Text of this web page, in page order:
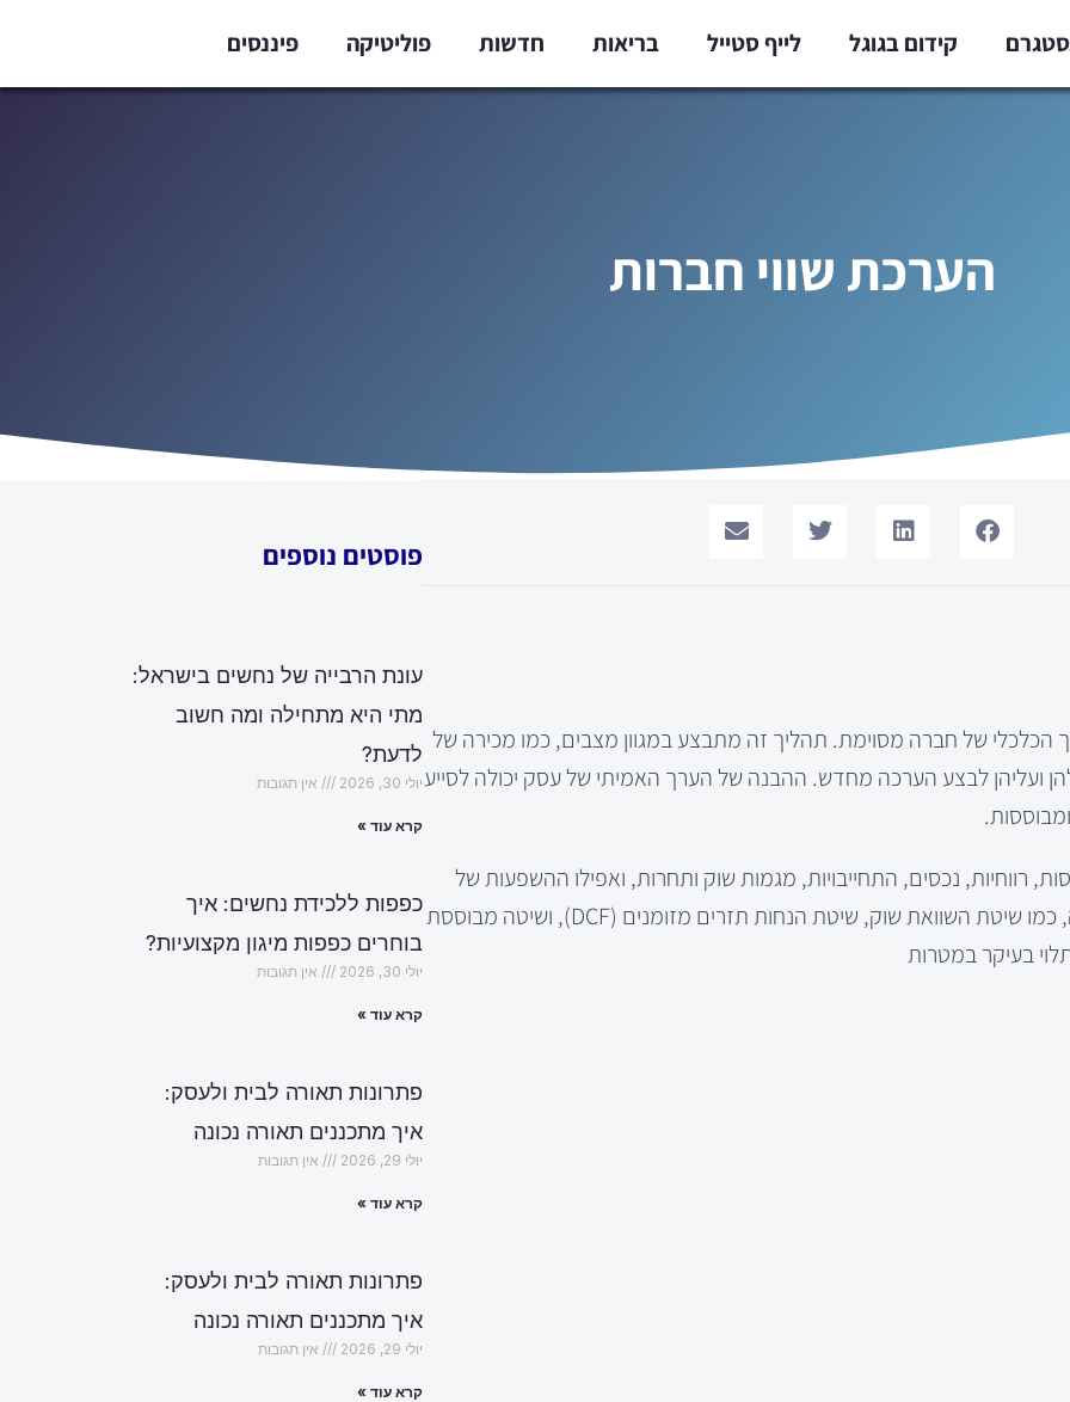
קידום בגוגל לייף סטייל בריאות חדשות פוליטיקה פיננסים
הערכת שווי חברות
של חברה מסוימת. תהליך זה מתבצע במגוון מצבים, כמו מכירה של
ועליהן לבצע הערכה מחדש. ההבנה של הערך האמיתי של עסק יכולה לסייע
רווחיות, נכסים, התחייבויות, מגמות שוק ותחרות, ואפילו ההשפעות של
סיכונים פוטנציאליים. ישנם מספר שיטות מקובלות לביצוע הערכה, כמו שיטת השוואת שוק, שיטת הנחות תזרים מזומנים (DCF), ושיטה מבוססת
בעיקר במטרות
פוסטים נוספים
עונת הרבייה של נחשים בישראל:
מתי היא מתחילה ומה חשוב
לדעת?
יולי 30, 2026 אין תגובות
קרא עוד »
כפפות ללכידת נחשים: איך
בוחרים כפפות מיגון מקצועיות?
יולי 30, 2026 אין תגובות
קרא עוד »
פתרונות תאורה לבית ולעסק:
איך מתכננים תאורה נכונה
יולי 29, 2026 אין תגובות
קרא עוד »
פתרונות תאורה לבית ולעסק:
איך מתכננים תאורה נכונה
יולי 29, 2026 אין תגובות
קרא עוד »